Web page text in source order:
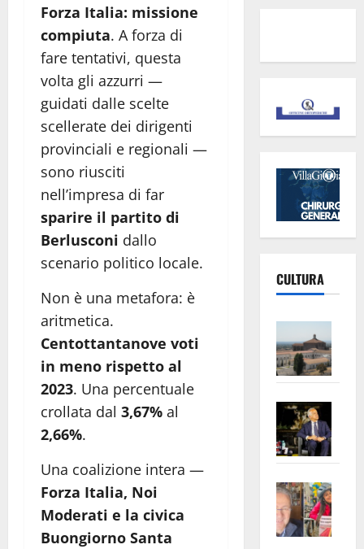
Forza Italia: missione
compiuta. A forza di
fare tentativi, questa
volta gli azzurri —
guidati dalle scelte
scellerate dei dirigenti
provinciali e regionali —
sono riusciti
nell’impresa di far
sparire il partito di
Berlusconi dallo
scenario politico locale.
Non è una metafora: è
aritmetica.
Centottantanove voti
in meno rispetto al
2023. Una percentuale
crollata dal 3,67% al
2,66%.
Una coalizione intera —
Forza Italia, Noi
Moderati e la civica
Buongiorno Santa
CULTURA
apre